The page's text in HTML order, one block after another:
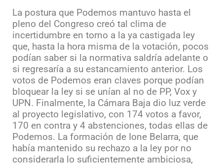
La postura que Podemos mantuvo hasta el
pleno del Congreso creó tal clima de
incertidumbre en torno a la ya castigada ley
que, hasta la hora misma de la votación, pocos
podían saber si la normativa saldría adelante o
si regresaría a su estancamiento anterior. Los
votos de Podemos eran claves porque podían
bloquear la ley si se unían al no de PP, Vox y
UPN. Finalmente, la Cámara Baja dio luz verde
al proyecto legislativo, con 174 votos a favor,
170 en contra y 4 abstenciones, todas ellas de
Podemos. La formación de Ione Belarra, que
había mantenido su rechazo a la ley por no
considerarla lo suficientemente ambiciosa,